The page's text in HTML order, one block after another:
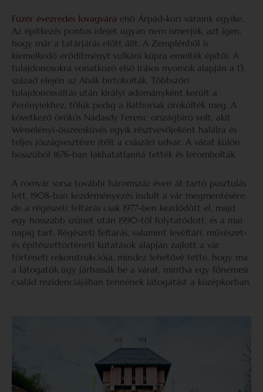
Füzér évezredes lovagvára első Árpád-kori váraink egyike.
Az építkezés pontos idejét ugyan nem ismerjük, azt igen,
hogy már a tatárjárás előtt állt. A Zemplénből is
kiemelkedő erődítményt vulkáni kúpra emelték építői. A
tulajdonosokra vonatkozó első írásos nyomok alapján a 13.
század elején az Abák birtokolták. Többszöri
tulajdonosváltás után királyi adományként került a
Perényiekhez, tőlük pedig a Báthoriak örökölték meg. A
következő örökös Nádasdy Ferenc országbíró volt, akit
Wesselényi-összeesküvés egyik résztvevőjeként halálra és
teljes jószágvesztésre ítélt a császári udvar. A várat külön
bosszúból 1676-ban lakhatatlanná tették és lerombolták.
A romvár sorsa további háromszáz éven át tartó pusztulás
lett. 1908-ban kezdeményezés indult a vár megmentésére,
de a régészeti feltárás csak 1977-ben kezdődött el, majd
egy hosszabb szünet után 1990-től folytatódott, és a mai
napig tart. Régészeti feltárás, valamint levéltári, művészet-
és építészettörténeti kutatások alapján zajlott a vár
történeti rekonstrukciója, mindez lehetővé tette, hogy ma
a látogatók úgy járhassák be a várat, mintha egy főnemesi
család rezidenciájában tennének látogatást a középkorban.